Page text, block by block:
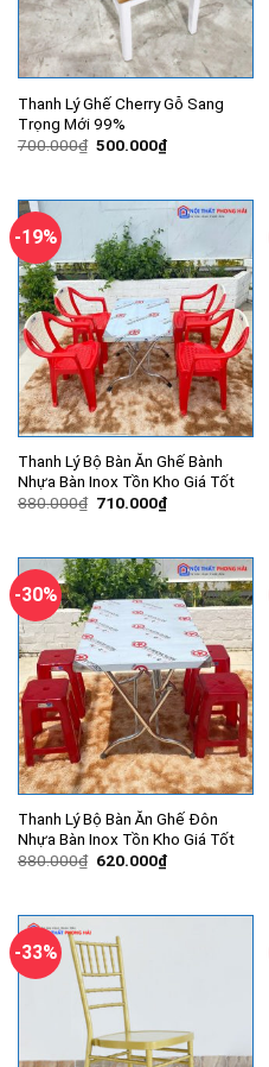
Thanh Lý Ghế Cherry Gỗ Sang
Trọng Mới 99%
700.000₫ Giá
500.000₫Giá
hiện
500.000₫.
-19%
Thanh Lý Bộ Bàn Ăn Ghế Bành
Nhựa Bàn Inox Tồn Kho Giá Tốt
880.000₫ Giá
710.000₫Giá
hiện
710.000₫.
-30%
Thanh Lý Bộ Bàn Ăn Ghế Đôn
Nhựa Bàn Inox Tồn Kho Giá Tốt
880.000₫ Giá
620.000₫Giá
hiện
620.000₫.
-33%